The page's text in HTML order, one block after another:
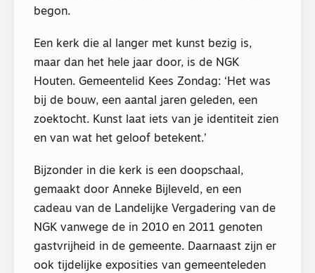
begon.
Een kerk die al langer met kunst bezig is,
maar dan het hele jaar door, is de NGK
Houten. Gemeentelid Kees Zondag: ‘Het was
bij de bouw, een aantal jaren geleden, een
zoektocht. Kunst laat iets van je identiteit zien
en van wat het geloof betekent.’
Bijzonder in die kerk is een doopschaal,
gemaakt door Anneke Bijleveld, en een
cadeau van de Landelijke Vergadering van de
NGK vanwege de in 2010 en 2011 genoten
gastvrijheid in de gemeente. Daarnaast zijn er
ook tijdelijke exposities van gemeenteleden